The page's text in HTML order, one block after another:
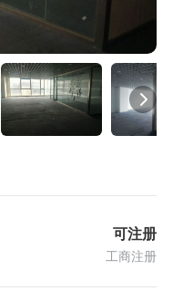
可注册
工商注册